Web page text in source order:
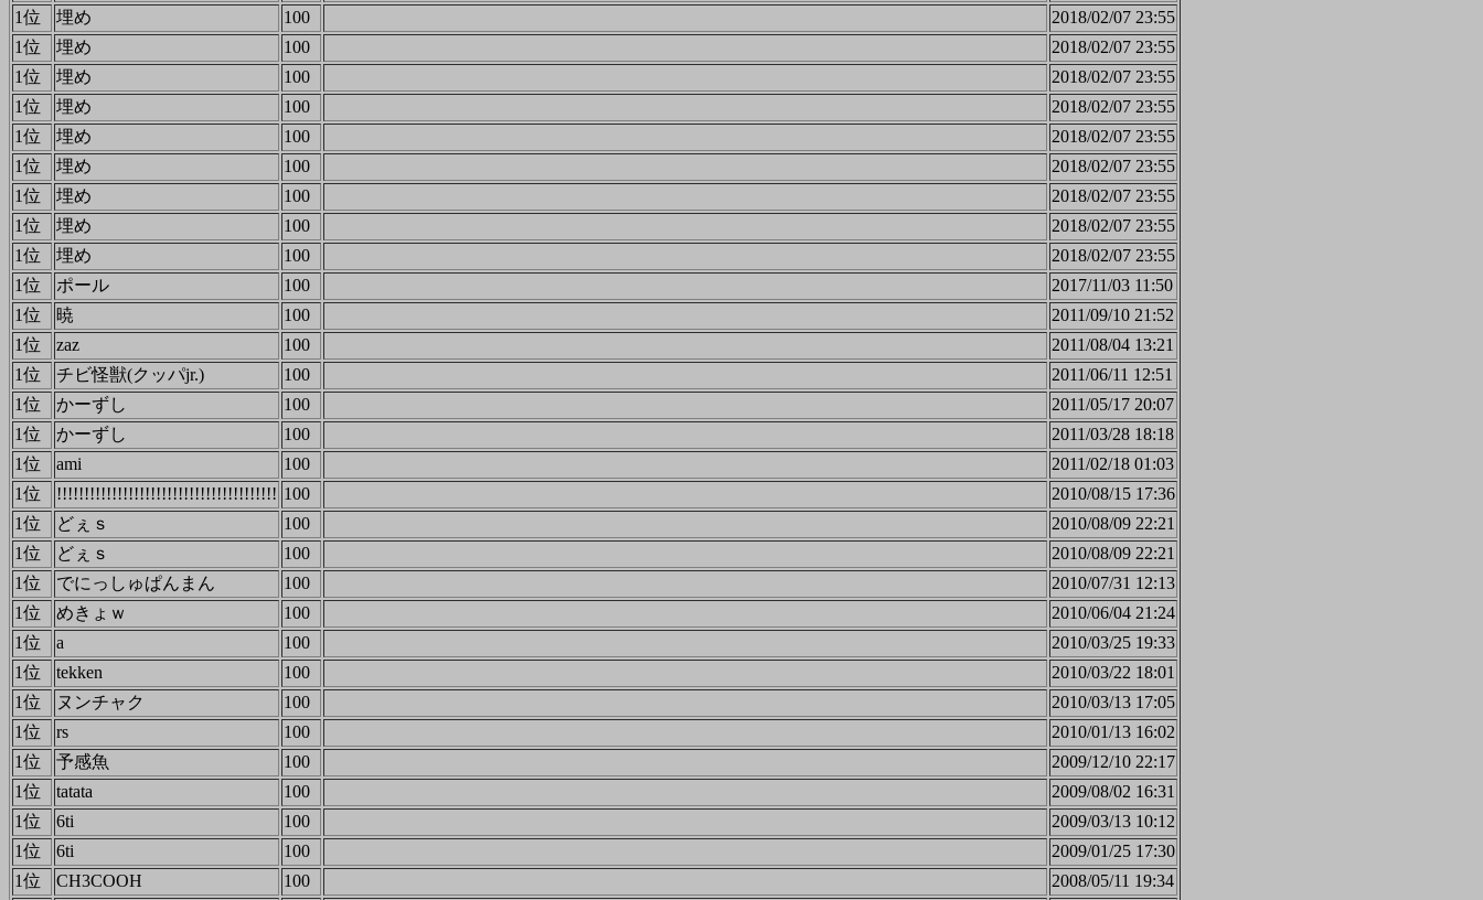
1位
埋め 100
2018/02/07 23:55
1位
埋め 100
2018/02/07 23:55
1位
埋め 100
2018/02/07 23:55
1位
埋め 100
2018/02/07 23:55
1位
埋め 100
2018/02/07 23:55
1位
埋め 100
2018/02/07 23:55
1位
埋め 100
2018/02/07 23:55
1位
埋め 100
2018/02/07 23:55
1位
埋め 100
2018/02/07 23:55
1位
ポール 100
2017/11/03 11:50
1位
暁 100
2011/09/10 21:52
1位
zaz 100
2011/08/04 13:21
1位
チビ怪獣(クッパjr.) 100
2011/06/11 12:51
1位
かーずし 100
2011/05/17 20:07
1位
かーずし 100
2011/03/28 18:18
1位
ami 100
2011/02/18 01:03
1位
!!!!!!!!!!!!!!!!!!!!!!!!!!!!!!!!!!!!!!!! 100
2010/08/15 17:36
1位
どぇｓ 100
2010/08/09 22:21
1位
どぇｓ 100
2010/08/09 22:21
1位
でにっしゅぱんまん 100
2010/07/31 12:13
1位
めきょｗ 100
2010/06/04 21:24
1位
a 100
2010/03/25 19:33
1位
tekken 100
2010/03/22 18:01
1位
ヌンチャク 100
2010/03/13 17:05
1位
rs 100
2010/01/13 16:02
1位
予感魚 100
2009/12/10 22:17
1位
tatata 100
2009/08/02 16:31
1位
6ti 100
2009/03/13 10:12
1位
6ti 100
2009/01/25 17:30
1位
CH3COOH 100 2008/05/11 19:34